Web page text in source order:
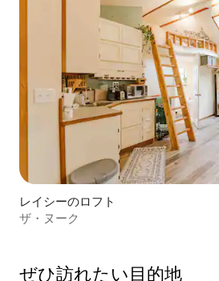
レイシーのロフト
ザ・ヌーク
ぜひ訪⁠れ⁠た⁠い目⁠的⁠地